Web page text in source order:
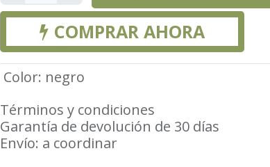
COMPRAR AHORA
Color: negro
Términos y condiciones
Garantía de devolución de 30 días
Envío: a coordinar